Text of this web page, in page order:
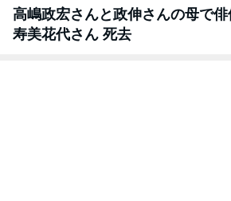
高嶋政宏さんと政伸さんの母で俳
寿美花代さん 死去